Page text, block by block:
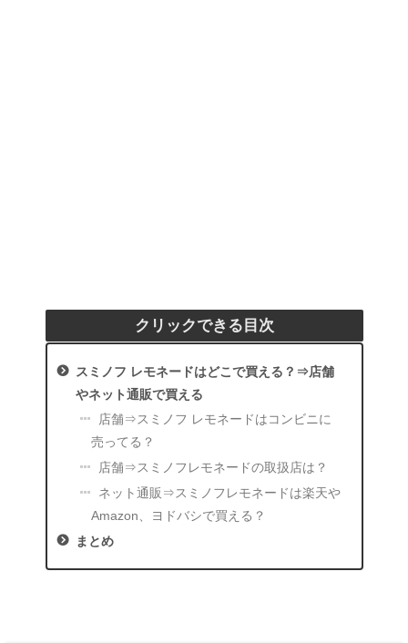
クリックできる目次
スミノフ レモネードはどこで買える？⇒店舗
やネット通販で買える
店舗⇒スミノフ レモネードはコンビニに
売ってる？
店舗⇒スミノフレモネードの取扱店は？
ネット通販⇒スミノフレモネードは楽天や
Amazon、ヨドバシで買える？
まとめ